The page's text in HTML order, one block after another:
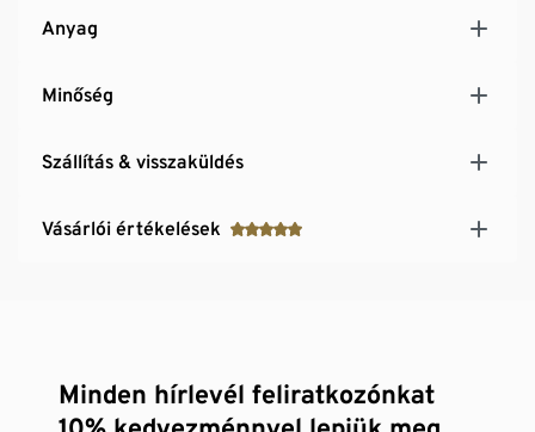
Anyag
Minőség
Szállítás & visszaküldés
Vásárlói értékelések
Minden hírlevél feliratkozónkat